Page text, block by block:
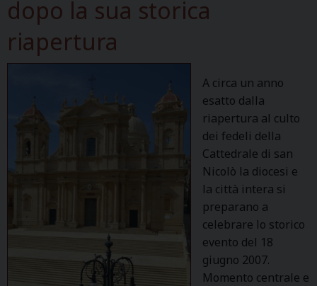
dopo la sua storica
riapertura
A circa un anno
esatto dalla
riapertura al culto
dei fedeli della
Cattedrale di san
Nicolò la diocesi e
la città intera si
preparano a
celebrare lo storico
evento del 18
giugno 2007.
Momento centrale e